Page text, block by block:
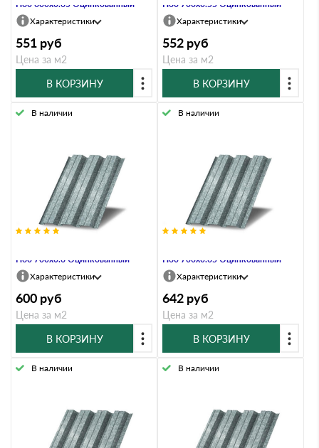
Н60 600х0.65 Оцинкованный
Характеристики
551 руб
Цена за м2
В КОРЗИНУ
Н60 700х0.55 Оцинкованный
Характеристики
552 руб
Цена за м2
В КОРЗИНУ
Н60 700х0.6 Оцинкованный
В наличии
Характеристики
600 руб
Цена за м2
В КОРЗИНУ
Н60 700х0.65 Оцинкованный
В наличии
Характеристики
642 руб
Цена за м2
В КОРЗИНУ
В наличии В наличии